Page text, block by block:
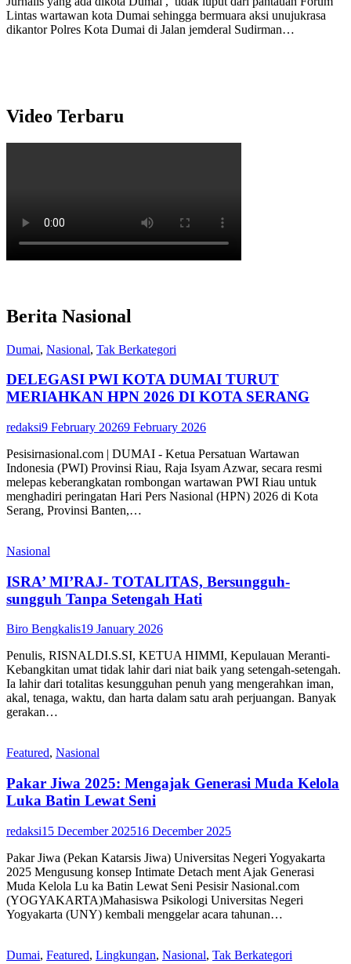
Lintas wartawan kota Dumai sehingga bermuara aksi unujukrasa
dikantor Polres Kota Dumai di Jalan jemderal Sudirman…
Video Terbaru
Berita Nasional
Dumai, Nasional, Tak Berkategori
DELEGASI PWI KOTA DUMAI TURUT
MERIAHKAN HPN 2026 DI KOTA SERANG
redaksi9 February 20269 February 2026
Pesisirnasional.com | DUMAI - Ketua Persatuan Wartawan
Indonesia (PWI) Provinsi Riau, Raja Isyam Azwar, secara resmi
melepas keberangkatan rombongan wartawan PWI Riau untuk
menghadiri peringatan Hari Pers Nasional (HPN) 2026 di Kota
Serang, Provinsi Banten,…
Nasional
ISRA’ MI’RAJ- TOTALITAS, Bersungguh-
sungguh Tanpa Setengah Hati
Biro Bengkalis19 January 2026
Penulis, RISNALDI.S.SI, KETUA HIMMI, Kepulauan Meranti-
Kebangkitan umat tidak lahir dari niat baik yang setengah-setengah.
Ia lahir dari totalitas kesungguhan penuh yang mengerahkan iman,
akal, tenaga, waktu, dan harta dalam satu arah perjuangan. Banyak
gerakan…
Featured, Nasional
Pakar Jiwa 2025: Mengajak Generasi Muda Kelola
Luka Batin Lewat Seni
redaksi15 December 202516 December 2025
Pakar Jiwa (Pekan Katarsis Jiwa) Universitas Negeri Yogyakarta
2025 Mengusung konsep Intimate Detach ment Ajak Generasi
Muda Kelola Lu ka Batin Lewat Seni Pesisir Nasional.com
(YOGYAKARTA)Mahasiswa Psikologi Universitas Negeri
Yogyakarta (UNY) kembali menggelar acara tahunan…
Dumai, Featured, Lingkungan, Nasional, Tak Berkategori